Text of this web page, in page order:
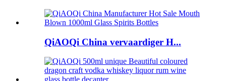
QiAOQi China vervaardiger H...